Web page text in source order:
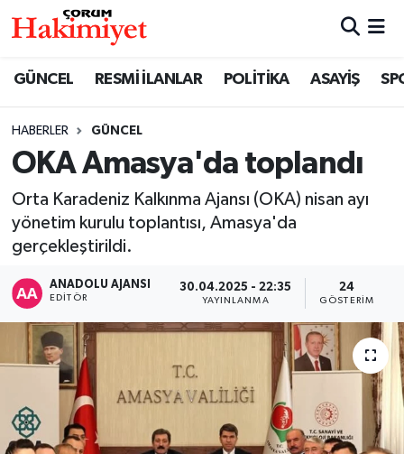
GÜNCEL RESMİ İLANLAR POLİTİKA ASAYİŞ
HABERLER GÜNCEL
OKA Amasya'da toplandı
Orta Karadeniz Kalkınma Ajansı (OKA) nisan ayı
yönetim kurulu toplantısı, Amasya'da
gerçekleştirildi.
ANADOLU AJANSI
EDITÖR
30.04.2025 - 22:35
YAYINLANMA
24
GÖSTERIM
SAĞLIK
ASAYİŞ
EKONOMİ
GÜNCEL
AKTÜEL
EĞİTİM
İLÇELER
Nöbetçi Eczaneler
Çorum Namaz Vakitleri
Trafik Durumu
Süper Lig Puan Durumu ve Fikstür
Tüm Manşetler
Son Dakika Haberleri
Haber Arşivi